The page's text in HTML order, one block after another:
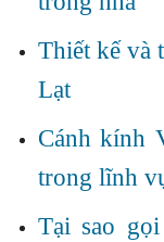
Thiết kế và
Lạt
Cánh kính
trong lĩnh
Tại sao